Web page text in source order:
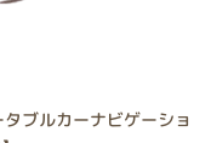
ブルカーナビゲーショ